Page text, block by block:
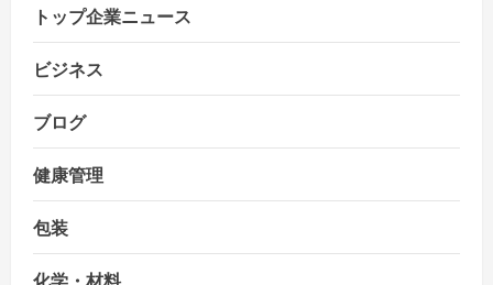
トップ企業ニュース
ビジネス
ブログ
健康管理
包装
化学・材料